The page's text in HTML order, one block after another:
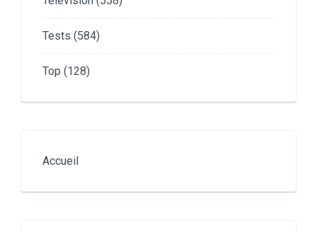
Tests (584)
Top (128)
Accueil